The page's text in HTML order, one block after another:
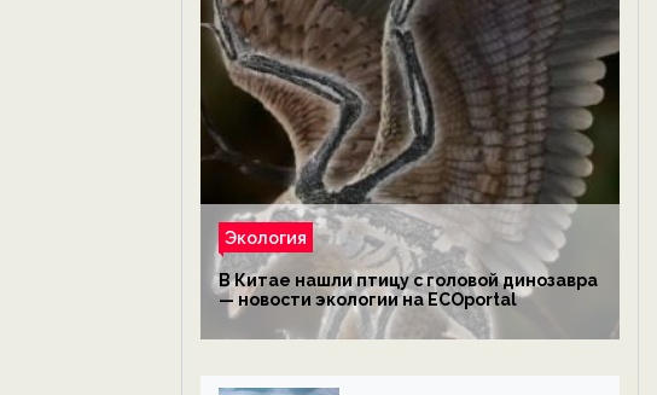
Экология
В Китае нашли птицу с головой динозавра
— новости экологии на ECOportal